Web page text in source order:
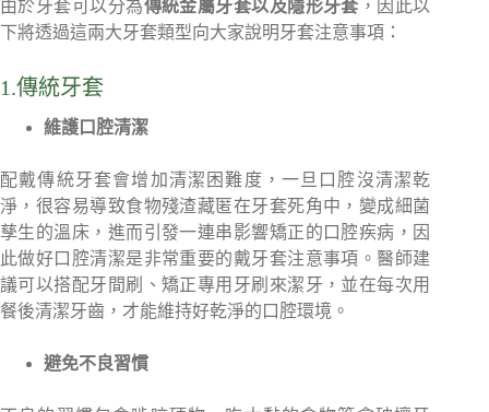
由於牙套可以分為傳統金屬牙套以及隱形牙套 ，因此以
下將透過這兩大牙套類型向大家說明牙套注意事項：
1.傳統牙套
維護口腔清潔
配戴傳統牙套會增加清潔困難度，一旦口腔沒清潔乾
淨，很容易導致食物殘渣藏匿在牙套死角中，變成細菌
孳生的溫床，進而引發一連串影響矯正的口腔疾病，因
此做好口腔清潔是非常重要的戴牙套注意事項。醫師建
議可以搭配牙間刷、矯正專用牙刷來潔牙，並在每次用
餐後清潔牙齒，才能維持好乾淨的口腔環境。
避免不良習慣